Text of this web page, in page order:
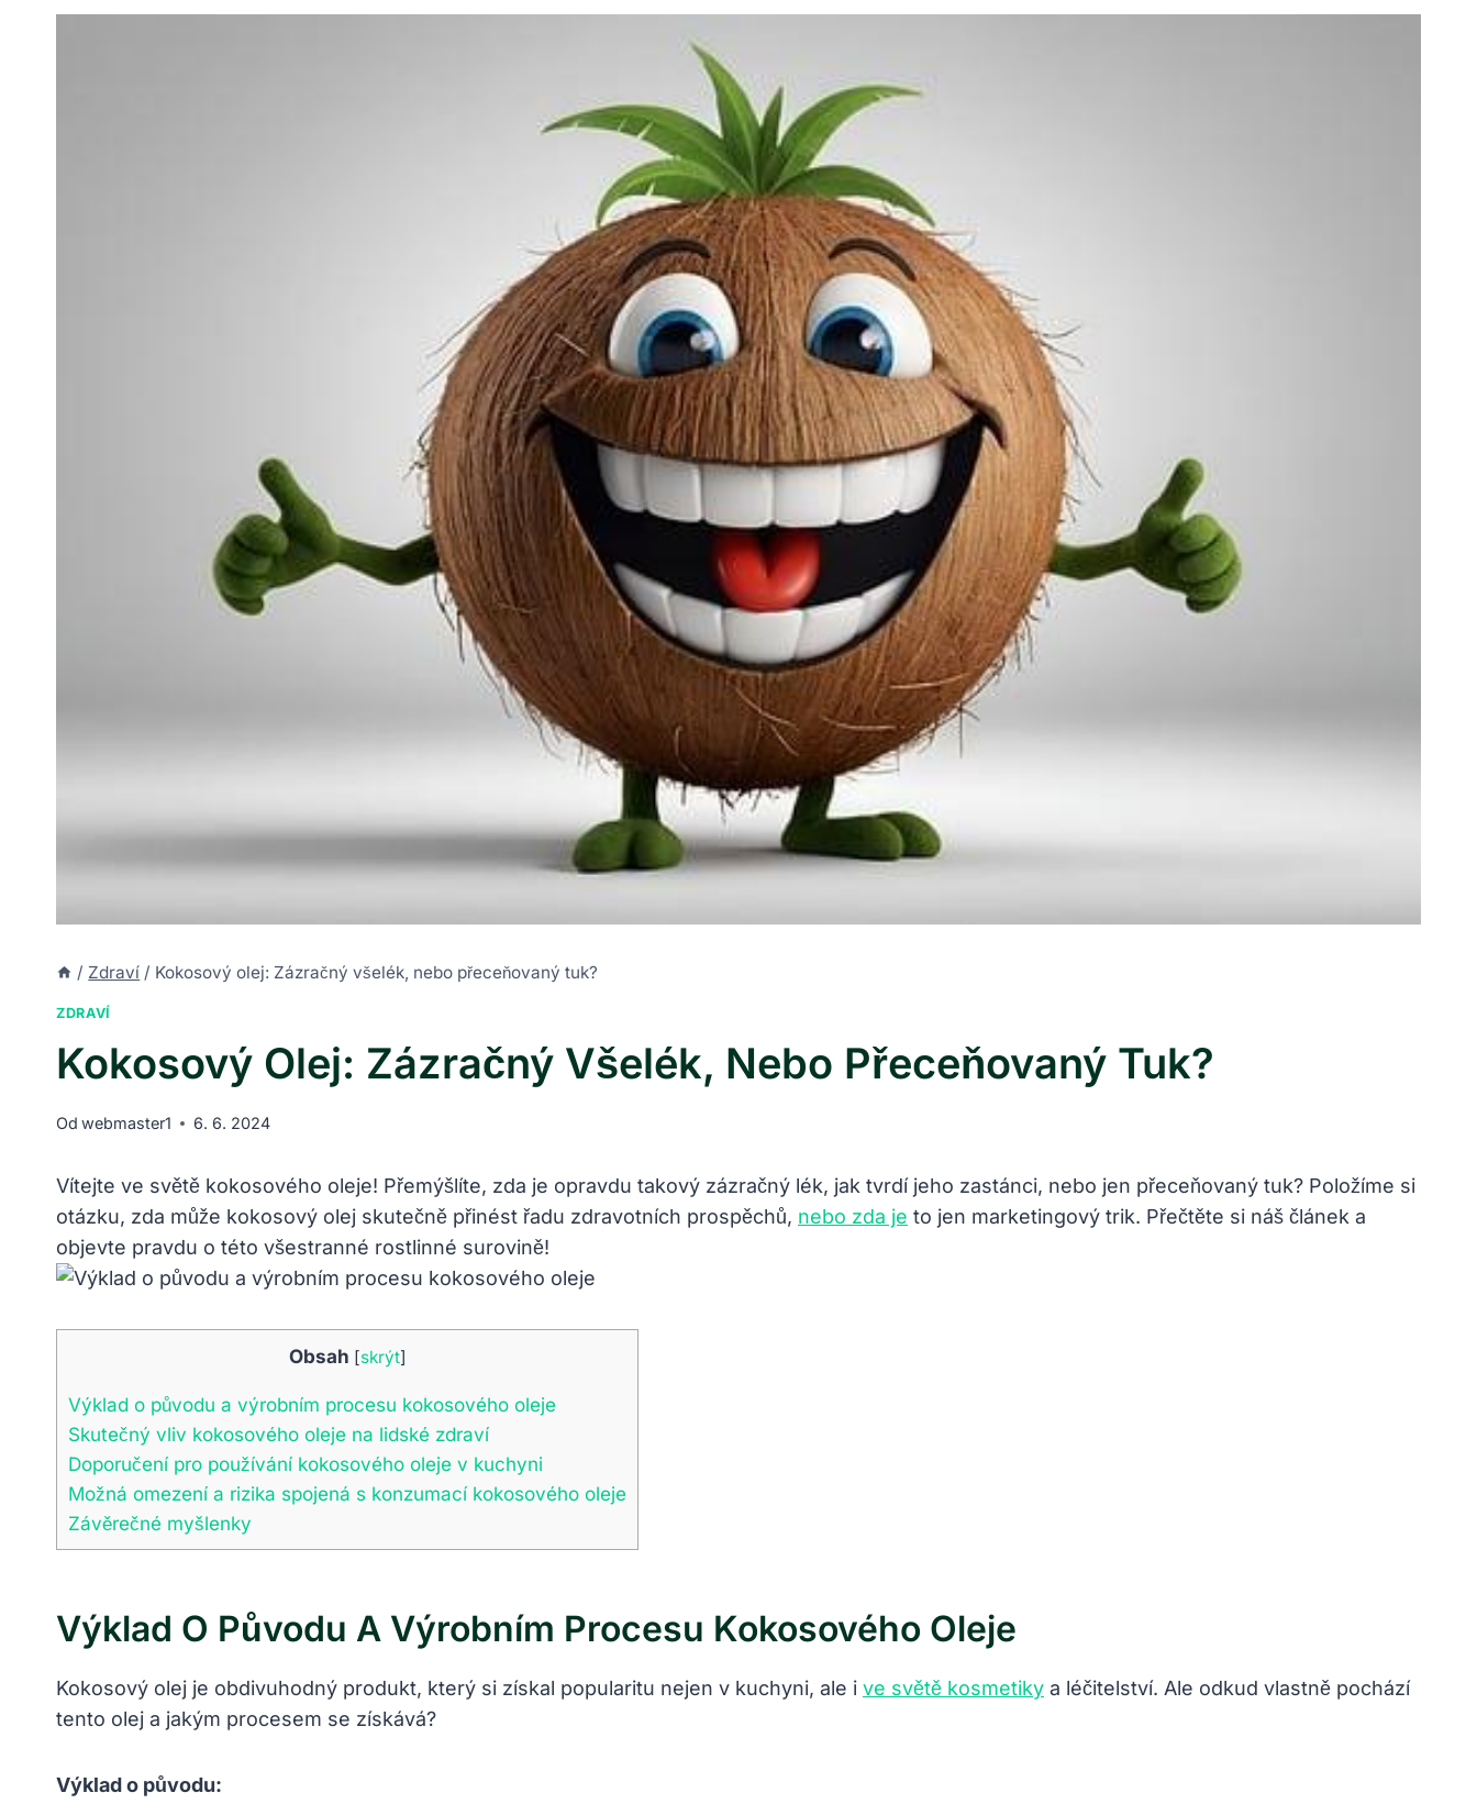
/ Zdraví / Kokosový olej: Zázračný všelék, nebo přeceňovaný tuk?
ZDRAVÍ
Kokosový Olej: Zázračný Všelék, Nebo Přeceňovaný Tuk?
Od webmaster1 6. 6. 2024
Vítejte ve světě kokosového oleje! Přemýšlíte, zda je opravdu takový zázračný lék, jak tvrdí jeho zastánci, nebo jen přeceňovaný tuk? Položíme si
otázku, zda může kokosový olej skutečně přinést řadu zdravotních prospěchů, nebo zda je to jen marketingový trik. Přečtěte si náš článek a
objevte pravdu o této všestranné rostlinné surovině!
Obsah [skrýt]
Výklad o původu a výrobním procesu kokosového oleje
Skutečný vliv kokosového oleje na lidské zdraví
Doporučení pro používání kokosového oleje v kuchyni
Možná omezení a rizika spojená s konzumací kokosového oleje
Závěrečné myšlenky
Výklad O Původu A Výrobním Procesu Kokosového Oleje
Kokosový olej je obdivuhodný produkt, který si získal popularitu nejen v kuchyni, ale i ve světě kosmetiky a léčitelství. Ale odkud vlastně pochází
tento olej a jakým procesem se získává?
Výklad o původu: